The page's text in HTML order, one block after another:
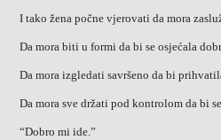
I tako žena počne vjerovati da mora
Da mora biti u formi da bi se osjećala
Da mora izgledati savršeno da bi
Da mora sve držati pod kontrolom da bi
“Dobro mi ide.”